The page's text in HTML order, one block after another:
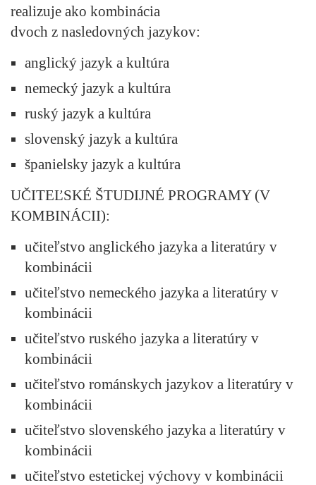
realizuje ako kombinácia
dvoch z nasledovných jazykov:
anglický jazyk a kultúra
nemecký jazyk a kultúra
ruský jazyk a kultúra
slovenský jazyk a kultúra
španielsky jazyk a kultúra
UČITEĽSKÉ ŠTUDIJNÉ PROGRAMY (V
KOMBINÁCII):
učiteľstvo anglického jazyka a literatúry v
kombinácii
učiteľstvo nemeckého jazyka a literatúry v
kombinácii
učiteľstvo ruského jazyka a literatúry v
kombinácii
učiteľstvo románskych jazykov a literatúry v
kombinácii
učiteľstvo slovenského jazyka a literatúry v
kombinácii
učiteľstvo estetickej výchovy v kombinácii